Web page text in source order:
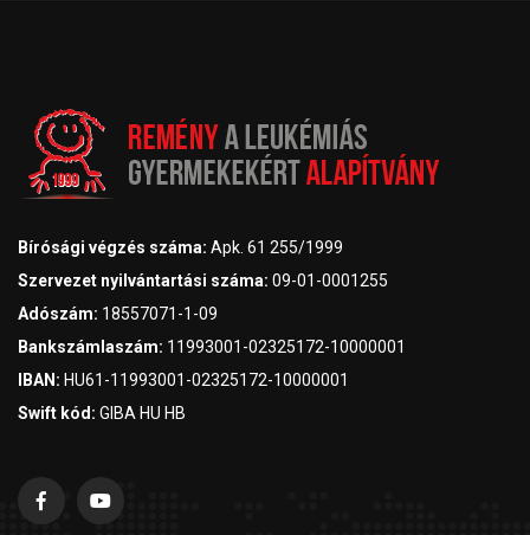
Bírósági végzés száma: Apk. 61 255/1999
Szervezet nyilvántartási száma: 09-01-0001255
Adószám: 18557071-1-09
Bankszámlaszám: 11993001-02325172-10000001
IBAN: HU61-11993001-02325172-10000001
Swift kód: GIBA HU HB